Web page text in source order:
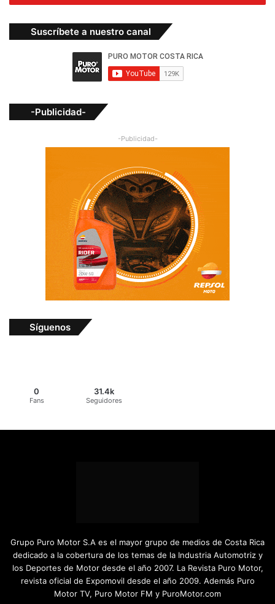
Suscríbete a nuestro canal
-Publicidad-
-Publicidad-
Síguenos
0
Fans
31.4k
Seguidores
Grupo Puro Motor S.A es el mayor grupo de medios de Costa Rica
dedicado a la cobertura de los temas de la Industria Automotriz y
los Deportes de Motor desde el año 2007. La Revista Puro Motor,
revista oficial de Expomovil desde el año 2009. Además Puro
Motor TV, Puro Motor FM y PuroMotor.com